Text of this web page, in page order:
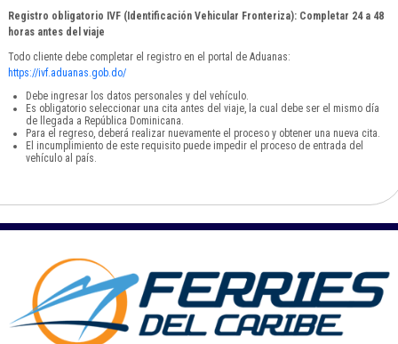
Registro obligatorio IVF (Identificación Vehicular Fronteriza): Completar 24 a 48
horas antes del viaje
Todo cliente debe completar el registro en el portal de Aduanas:
https://ivf.aduanas.gob.do/
Debe ingresar los datos personales y del vehículo.
Es obligatorio seleccionar una cita antes del viaje, la cual debe ser el mismo día
de llegada a República Dominicana.
Para el regreso, deberá realizar nuevamente el proceso y obtener una nueva cita.
El incumplimiento de este requisito puede impedir el proceso de entrada del
vehículo al país.